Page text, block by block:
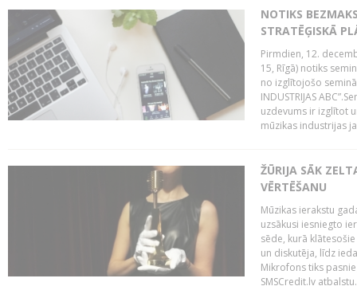
NOTIKS
STRATĒĢISKĀ
Pirmdien, 12.
15, Rīgā) notiks
no izglītojošo
INDUSTRIJAS
uzdevums ir izglītot
mūzikas industrijas
ŽŪRIJA SĀK
VĒRTĒŠANU
Mūzikas ierakstu
uzsākusi iesniegto
sēde, kurā
un diskutēja, līdz
Mikrofons tiks
SMSCredit.lv